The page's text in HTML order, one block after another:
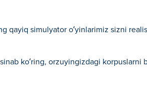
qayiq simulyator o‘yinlarimiz sizni
ko‘ring, orzuyingizdagi